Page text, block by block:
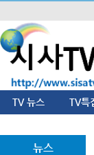
TV 뉴스 TV특
뉴스